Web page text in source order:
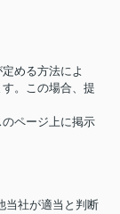
める方法によ
。この場合、提
ページ上に掲示
当社が適当と判断